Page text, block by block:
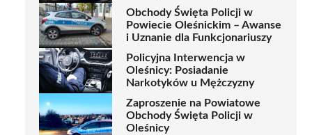
Obchody Święta Policji w
Powiecie Oleśnickim – Awanse
i Uznanie dla Funkcjonariuszy
Policyjna Interwencja w
Oleśnicy: Posiadanie
Narkotyków u Mężczyzny
Zaproszenie na Powiatowe
Obchody Święta Policji w
Oleśnicy